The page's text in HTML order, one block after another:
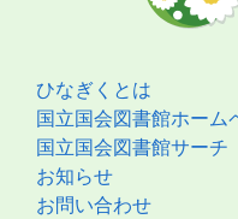
ひなぎくとは
国立国会図書館ホーム
国立国会図書館サーチ
お知らせ
お問い合わせ